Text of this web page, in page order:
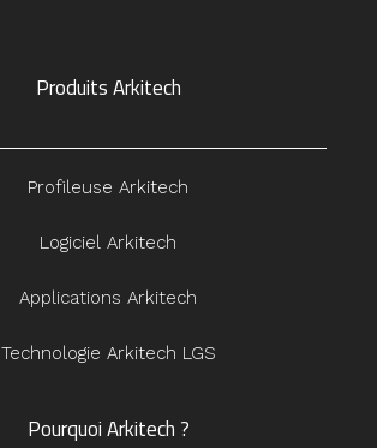
Produits Arkitech
Profileuse Arkitech
Logiciel Arkitech
Applications Arkitech
Technologie Arkitech LGS
Pourquoi Arkitech ?